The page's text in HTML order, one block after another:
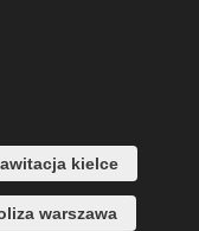
kielce
warszawa